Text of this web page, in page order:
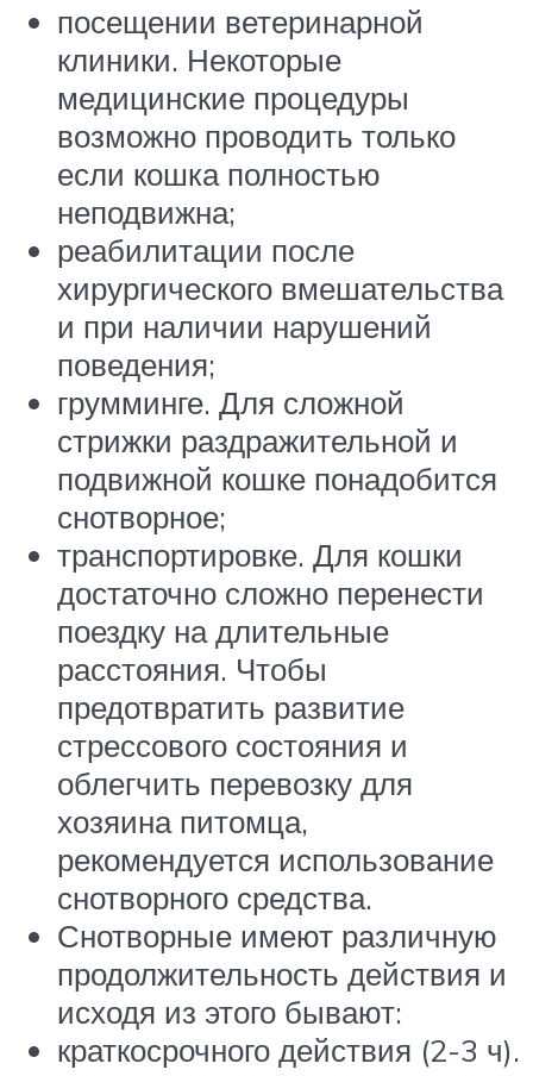
посещении ветеринарной
клиники. Некоторые
медицинские процедуры
возможно проводить только
если кошка полностью
неподвижна;
реабилитации после
хирургического вмешательства
и при наличии нарушений
поведения;
грумминге. Для сложной
стрижки раздражительной и
подвижной кошке понадобится
снотворное;
транспортировке. Для кошки
достаточно сложно перенести
поездку на длительные
расстояния. Чтобы
предотвратить развитие
стрессового состояния и
облегчить перевозку для
хозяина питомца,
рекомендуется использование
снотворного средства.
Снотворные имеют различную
продолжительность действия и
исходя из этого бывают:
краткосрочного действия (2-3 ч).